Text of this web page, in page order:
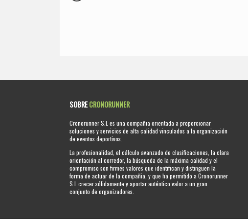
SOBRECRONORUNNER
Cronorunner S.L es una compañia orientada a proporcionar
soluciones y servicios de alta calidad vinculados a la organización
de eventos deportivos.
La profesionalidad, el cálculo avanzado de clasificaciones, la clara
orientación al corredor, la búsqueda de la máxima calidad y el
compromiso son firmes valores que identifican y distinguen la
forma de actuar de la compañia, y que ha permitido a Cronorunner
S.L crecer sólidamente y aportar auténtico valor a un gran
conjunto de organizadores.